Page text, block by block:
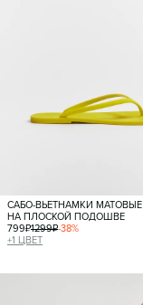
САБО-ВЬЕТНАМКИ МАТОВЫЕ
НА ПЛОСКОЙ ПОДОШВЕ
799₽1299₽-38%
+1 ЦВЕТ